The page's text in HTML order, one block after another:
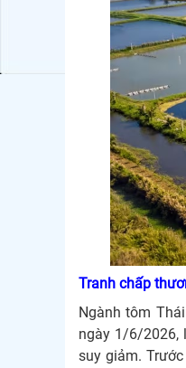
Tranh chấp
Ngành tôm
ngày 1/6/2026,
suy giảm.